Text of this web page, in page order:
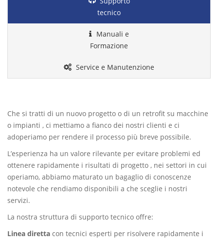
tecnico
Manuali e
Formazione
Service e Manutenzione
Che si tratti di un nuovo progetto o di un retrofit su macchine
o impianti , ci mettiamo a fianco dei nostri clienti e ci
adoperiamo per rendere il processo più breve possibile.
L’esperienza ha un valore rilevante per evitare problemi ed
ottenere rapidamente i risultati di progetto , nei settori in cui
operiamo, abbiamo maturato un bagaglio di conoscenze
notevole che rendiamo disponibili a che sceglie i nostri
servizi.
La nostra struttura di supporto tecnico offre:
Linea diretta con tecnici esperti per risolvere rapidamente i